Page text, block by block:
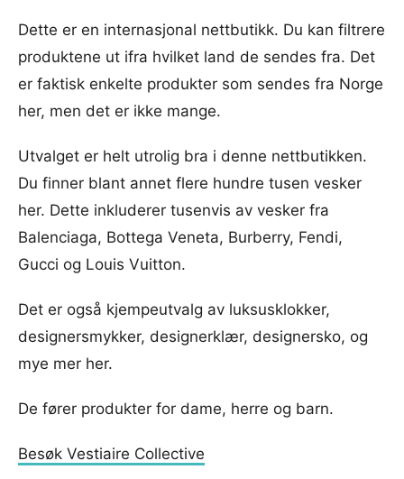
Dette er en internasjonal nettbutikk. Du kan filtrere
produktene ut ifra hvilket land de sendes fra. Det
er faktisk enkelte produkter som sendes fra Norge
her, men det er ikke mange.
Utvalget er helt utrolig bra i denne nettbutikken.
Du finner blant annet flere hundre tusen vesker
her. Dette inkluderer tusenvis av vesker fra
Balenciaga, Bottega Veneta, Burberry, Fendi,
Gucci og Louis Vuitton.
Det er også kjempeutvalg av luksusklokker,
designersmykker, designerklær, designersko, og
mye mer her.
De fører produkter for dame, herre og barn.
Besøk Vestiaire Collective